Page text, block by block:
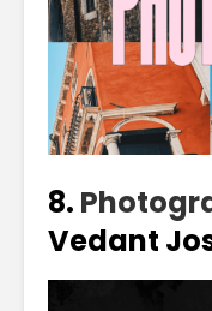
8.
Vedant